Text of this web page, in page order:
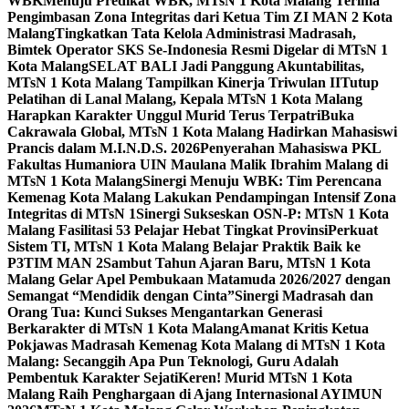
Pengimbasan Zona Integritas dari Ketua Tim ZI MAN 2 Kota
MalangTingkatkan Tata Kelola Administrasi Madrasah,
Bimtek Operator SKS Se-Indonesia Resmi Digelar di MTsN 1
Kota MalangSELAT BALI Jadi Panggung Akuntabilitas,
MTsN 1 Kota Malang Tampilkan Kinerja Triwulan IITutup
Pelatihan di Lanal Malang, Kepala MTsN 1 Kota Malang
Harapkan Karakter Unggul Murid Terus TerpatriBuka
Cakrawala Global, MTsN 1 Kota Malang Hadirkan Mahasiswi
Prancis dalam M.I.N.D.S. 2026Penyerahan Mahasiswa PKL
Fakultas Humaniora UIN Maulana Malik Ibrahim Malang di
MTsN 1 Kota MalangSinergi Menuju WBK: Tim Perencana
Kemenag Kota Malang Lakukan Pendampingan Intensif Zona
Integritas di MTsN 1Sinergi Sukseskan OSN-P: MTsN 1 Kota
Malang Fasilitasi 53 Pelajar Hebat Tingkat ProvinsiPerkuat
Sistem TI, MTsN 1 Kota Malang Belajar Praktik Baik ke
P3TIM MAN 2Sambut Tahun Ajaran Baru, MTsN 1 Kota
Malang Gelar Apel Pembukaan Matamuda 2026/2027 dengan
Semangat “Mendidik dengan Cinta”Sinergi Madrasah dan
Orang Tua: Kunci Sukses Mengantarkan Generasi
Berkarakter di MTsN 1 Kota MalangAmanat Kritis Ketua
Pokjawas Madrasah Kemenag Kota Malang di MTsN 1 Kota
Malang: Secanggih Apa Pun Teknologi, Guru Adalah
Pembentuk Karakter SejatiKeren! Murid MTsN 1 Kota
Malang Raih Penghargaan di Ajang Internasional AYIMUN